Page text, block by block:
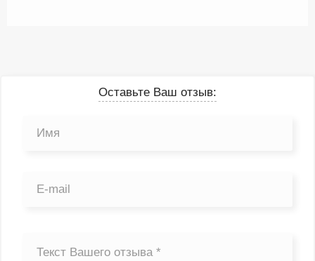
Оставьте Ваш отзыв: